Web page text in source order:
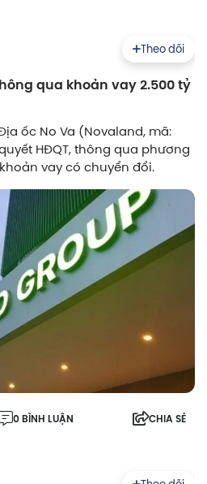
Theo dõi
qua khoản vay 2.500 tỷ
ốc No Va (Novaland, mã:
HĐQT, thông qua phương
vay có chuyển đổi.
0 BÌNH LUẬN CHIA SẺ